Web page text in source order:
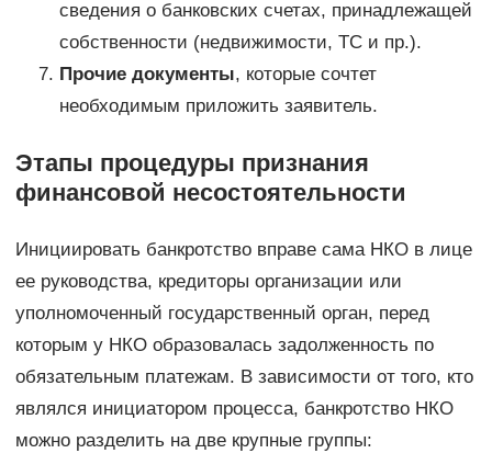
сведения о банковских счетах, принадлежащей
собственности (недвижимости, ТС и пр.).
Прочие документы, которые сочтет
необходимым приложить заявитель.
Этапы процедуры признания
финансовой несостоятельности
Инициировать банкротство вправе сама НКО в лице
ее руководства, кредиторы организации или
уполномоченный государственный орган, перед
которым у НКО образовалась задолженность по
обязательным платежам. В зависимости от того, кто
являлся инициатором процесса, банкротство НКО
можно разделить на две крупные группы: